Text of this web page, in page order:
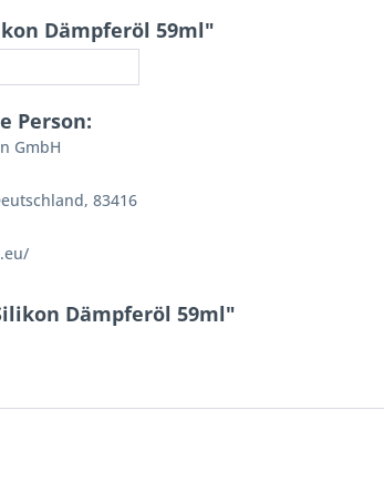
Dämpferöl 59ml"
Person:
GmbH
83416
Dämpferöl 59ml"